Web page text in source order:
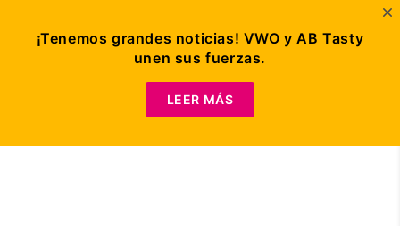
¡Tenemos grandes noticias! VWO y AB Tasty
unen sus fuerzas.
LEER MÁS